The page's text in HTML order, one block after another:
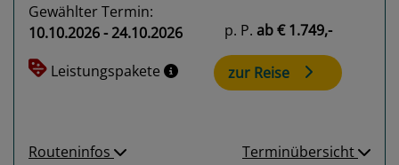
Gewählter Termin:
10.10.2026 - 24.10.2026
Leistungspakete
p. P. ab€ 1.749,-
zur Reise
Routeninfos Terminübersicht